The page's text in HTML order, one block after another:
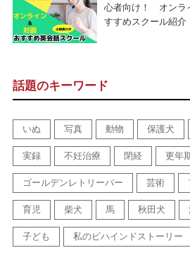
心者向け！ オンラ
すすめスクール紹介
話題のキーワード
いぬ 写真 動物 保護犬
実録 不妊治療 閉経 更年
ゴールデンレトリーバー 芸術
育児 柴犬 馬 秋田犬
子ども 私のビハインドストーリー